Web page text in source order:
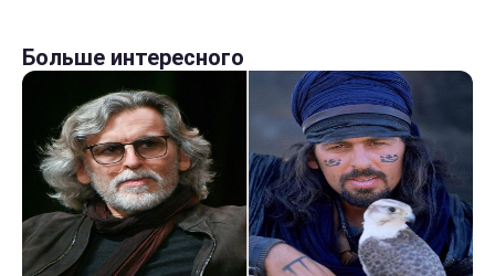
Больше интересного